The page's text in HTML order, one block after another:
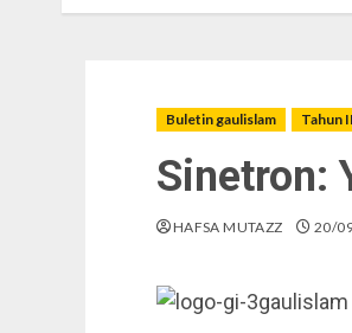
Buletin gaulislam Tahun
Sinetron:
HAFSA MUTAZZ 20/
gaulislam